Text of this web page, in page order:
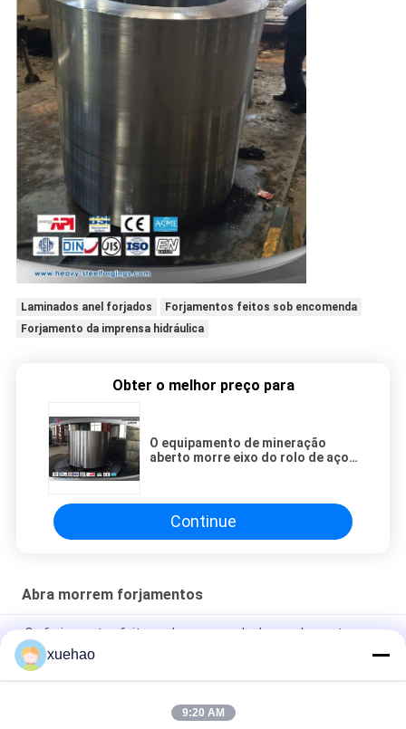
Laminados anel forjados
Forjamentos feitos sob encomenda
Forjamento da imprensa hidráulica
Obter o melhor preço para
O equipamento de mineração
aberto morre eixo do rolo de aço
Continue
Abra morrem forjamentos
Os forjamentos feitos sob encomenda do acoplamento
42CrMo4 do aço de liga 4140 abrem morrem forjamentos
Parafuso ASTM DIN EN Norma AISI 4340 40CrNi2Mo 1.6511
xuehao
9:20 AM